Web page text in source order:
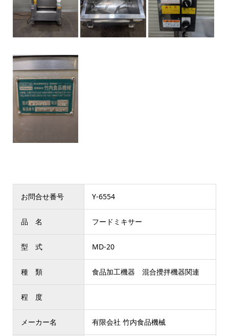
お問合せ番号 Y-6554
品 名 フードミキサー
型 式 MD-20
種 類 食品加工機器 混合攪拌機器関連
程 度
メーカー名 有限会社 竹内食品機械